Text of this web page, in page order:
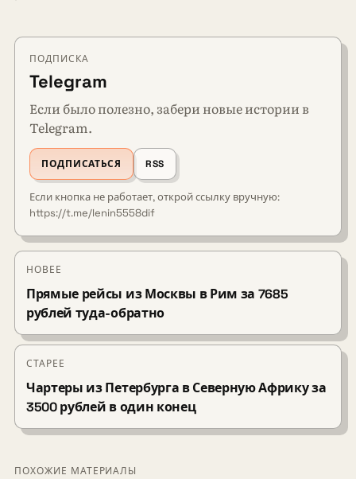
ПОДПИСКА
Telegram
Если было полезно, забери новые истории в
Telegram.
ПОДПИСАТЬСЯ RSS
Если кнопка не работает, открой ссылку вручную:
https://t.me/lenin5558dif
НОВЕЕ
Прямые рейсы из Москвы в Рим за 7685
рублей туда-обратно
СТАРЕЕ
Чартеры из Петербурга в Северную Африку за
3500 рублей в один конец
ПОХОЖИЕ МАТЕРИАЛЫ